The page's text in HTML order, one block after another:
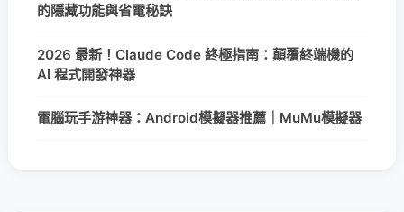
的隱藏功能與省電秘訣
2026 最新！Claude Code 終極指南：顛覆終端機的
AI 程式開發神器
電腦玩手游神器：Android模擬器推薦｜MuMu模擬器